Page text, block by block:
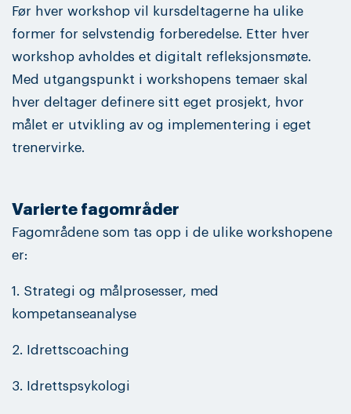
Før hver workshop vil kursdeltagerne ha ulike
former for selvstendig forberedelse. Etter hver
workshop avholdes et digitalt refleksjonsmøte.
Med utgangspunkt i workshopens temaer skal
hver deltager definere sitt eget prosjekt, hvor
målet er utvikling av og implementering i eget
trenervirke.
Varierte fagområder
Fagområdene som tas opp i de ulike workshopene
er:
1. Strategi og målprosesser, med
kompetanseanalyse
2. Idrettscoaching
3. Idrettspsykologi